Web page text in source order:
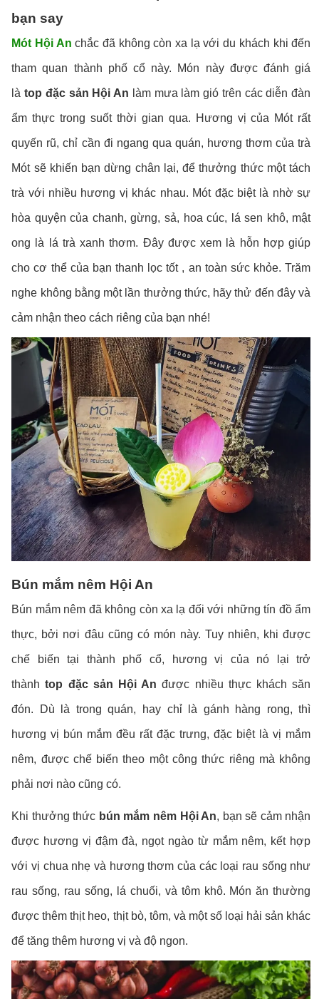
bạn say
Mót Hội An chắc đã không còn xa lạ với du khách khi đến
tham quan thành phố cổ này. Món này được đánh giá
làtop đặc sản Hội An làm mưa làm gió trên các diễn đàn
ẩm thực trong suốt thời gian qua. Hương vị của Mót rất
quyến rũ, chỉ cần đi ngang qua quán, hương thơm của trà
Mót sẽ khiến bạn dừng chân lại, để thưởng thức một tách
trà với nhiều hương vị khác nhau. Mót đặc biệt là nhờ sự
hòa quyện của chanh, gừng, sả, hoa cúc, lá sen khô, mật
ong là lá trà xanh thơm. Đây được xem là hỗn hợp giúp
cho cơ thể của bạn thanh lọc tốt , an toàn sức khỏe. Trăm
nghe không bằng một lần thưởng thức, hãy thử đến đây và
cảm nhận theo cách riêng của bạn nhé!
Bún mắm nêm Hội An
Bún mắm nêm đã không còn xa lạ đối với những tín đồ ẩm
thực, bởi nơi đâu cũng có món này. Tuy nhiên, khi được
chế biến tại thành phố cổ, hương vị của nó lại trở
thànhtop đặc sản Hội An được nhiều thực khách săn
đón. Dù là trong quán, hay chỉ là gánh hàng rong, thì
hương vị bún mắm đều rất đặc trưng, đặc biệt là vị mắm
nêm, được chế biến theo một công thức riêng mà không
phải nơi nào cũng có.
Khi thưởng thức bún mắm nêm Hội An, bạn sẽ cảm nhận
được hương vị đậm đà, ngọt ngào từ mắm nêm, kết hợp
với vị chua nhẹ và hương thơm của các loại rau sống như
rau sống, rau sống, lá chuối, và tôm khô. Món ăn thường
được thêm thịt heo, thịt bò, tôm, và một số loại hải sản khác
để tăng thêm hương vị và độ ngon.